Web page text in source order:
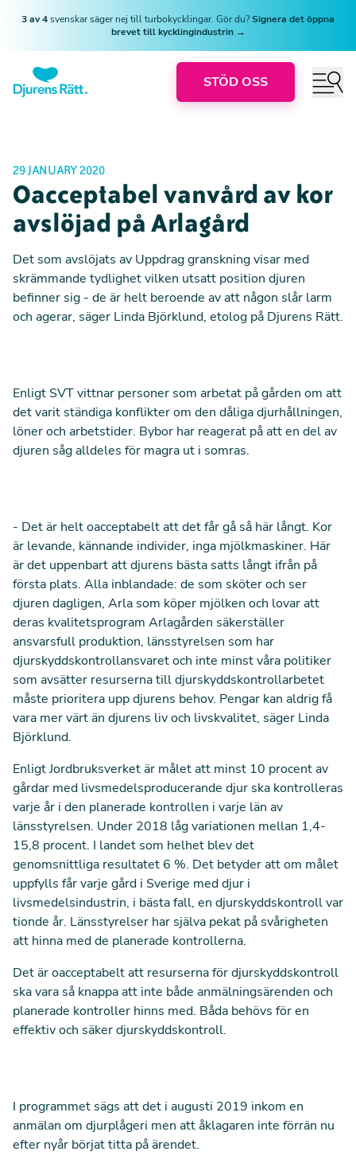
3 av 4svenskar säger nej till turbokycklingar. Gör du?Signera det öppna
brevet till kycklingindustrin →
STÖD OSS
29 JANUARY 2020
Oacceptabel vanvård av kor
avslöjad på Arlagård
Det som avslöjats av Uppdrag granskning visar med
skrämmande tydlighet vilken utsatt position djuren
befinner sig - de är helt beroende av att någon slår larm
och agerar, säger Linda Björklund, etolog på Djurens Rätt.
Enligt SVT vittnar personer som arbetat på gården om att
det varit ständiga konflikter om den dåliga djurhållningen,
löner och arbetstider. Bybor har reagerat på att en del av
djuren såg alldeles för magra ut i somras.
- Det är helt oacceptabelt att det får gå så här långt. Kor
är levande, kännande individer, inga mjölkmaskiner. Här
är det uppenbart att djurens bästa satts långt ifrån på
första plats. Alla inblandade: de som sköter och ser
djuren dagligen, Arla som köper mjölken och lovar att
deras kvalitetsprogram Arlagården säkerställer
ansvarsfull produktion, länsstyrelsen som har
djurskyddskontrollansvaret och inte minst våra politiker
som avsätter resurserna till djurskyddskontrollarbetet
måste prioritera upp djurens behov. Pengar kan aldrig få
vara mer värt än djurens liv och livskvalitet, säger Linda
Björklund.
Enligt Jordbruksverket är målet att minst 10 procent av
gårdar med livsmedelsproducerande djur ska kontrolleras
varje år i den planerade kontrollen i varje län av
länsstyrelsen. Under 2018 låg variationen mellan 1,4-
15,8 procent. I landet som helhet blev det
genomsnittliga resultatet 6 %. Det betyder att om målet
uppfylls får varje gård i Sverige med djur i
livsmedelsindustrin, i bästa fall, en djurskyddskontroll var
tionde år. Länsstyrelser har själva pekat på svårigheten
att hinna med de planerade kontrollerna.
Det är oacceptabelt att resurserna för djurskyddskontroll
ska vara så knappa att inte både anmälningsärenden och
planerade kontroller hinns med. Båda behövs för en
effektiv och säker djurskyddskontroll.
I programmet sägs att det i augusti 2019 inkom en
anmälan om djurplågeri men att åklagaren inte förrän nu
efter nyår börjat titta på ärendet.